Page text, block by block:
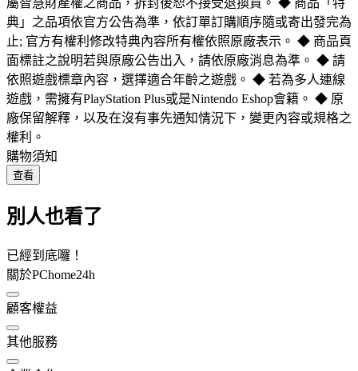
典」之品項依官方公告為準，依訂單訂購順序隨或寄出發完為
止; 官方有權利修改特典內容所有權依照原廠表示。 ◆ 商品頁
面標註之說明若與原廠公告出入，請依原廠消息為準。 ◆ 請
依照遊戲標章內容，選擇適合年齡之遊戲。 ◆ 若為多人連線
遊戲，需擁有PlayStation Plus或是Nintendo Eshop會籍。 ◆ 原
廠保留解釋，以及在沒有事先通知情況下，變更內容或規格之
權利。
購物須知
查看
別人也看了
已經到底囉！
關於PChome24h
顧客權益
其他服務